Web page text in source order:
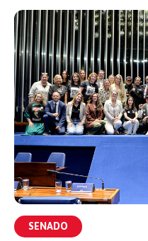
SENADO